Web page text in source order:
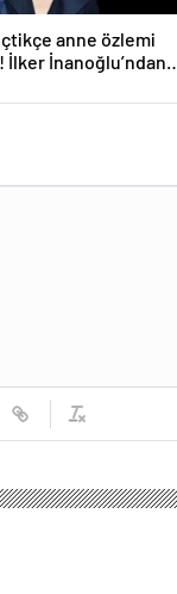
anne özlemi
İlker İnanoğlu’ndan